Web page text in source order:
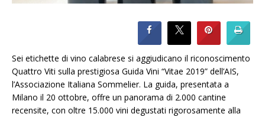
Sei etichette di vino calabrese si aggiudicano il riconoscimento
Quattro Viti sulla prestigiosa Guida Vini “Vitae 2019” dell’AIS,
l’Associazione Italiana Sommelier. La guida, presentata a
Milano il 20 ottobre, offre un panorama di 2.000 cantine
recensite, con oltre 15.000 vini degustati rigorosamente alla